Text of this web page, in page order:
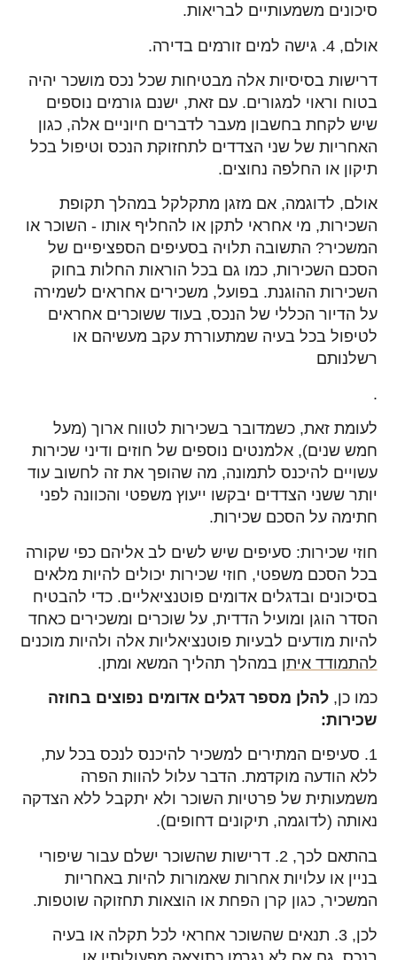
סיכונים משמעותיים לבריאות.
אולם, 4. גישה למים זורמים בדירה.
דרישות בסיסיות אלה מבטיחות שכל נכס מושכר יהיה
בטוח וראוי למגורים. עם זאת, ישנם גורמים נוספים
שיש לקחת בחשבון מעבר לדברים חיוניים אלה, כגון
האחריות של שני הצדדים לתחזוקת הנכס וטיפול בכל
תיקון או החלפה נחוצים.
אולם, לדוגמה, אם מזגן מתקלקל במהלך תקופת
השכירות, מי אחראי לתקן או להחליף אותו - השוכר או
המשכיר? התשובה תלויה בסעיפים הספציפיים של
הסכם השכירות, כמו גם בכל הוראות החלות בחוק
השכירות ההוגנת. בפועל, משכירים אחראים לשמירה
על הדיור הכללי של הנכס, בעוד ששוכרים אחראים
לטיפול בכל בעיה שמתעוררת עקב מעשיהם או
רשלנותם
.
לעומת זאת, כשמדובר בשכירות לטווח ארוך (מעל
חמש שנים), אלמנטים נוספים של חוזים ודיני שכירות
עשויים להיכנס לתמונה, מה שהופך את זה לחשוב עוד
יותר ששני הצדדים יבקשו ייעוץ משפטי והכוונה לפני
חתימה על הסכם שכירות.
חוזי שכירות: סעיפים שיש לשים לב אליהם כפי שקורה
בכל הסכם משפטי, חוזי שכירות יכולים להיות מלאים
בסיכונים ובדגלים אדומים פוטנציאליים. כדי להבטיח
הסדר הוגן ומועיל הדדית, על שוכרים ומשכירים כאחד
להיות מודעים לבעיות פוטנציאליות אלה ולהיות מוכנים
להתמודד איתן במהלך תהליך המשא ומתן.
כמו כן,להלן מספר דגלים אדומים נפוצים בחוזה
שכירות:
1. סעיפים המתירים למשכיר להיכנס לנכס בכל עת,
ללא הודעה מוקדמת. הדבר עלול להוות הפרה
משמעותית של פרטיות השוכר ולא יתקבל ללא הצדקה
נאותה (לדוגמה, תיקונים דחופים).
בהתאם לכך, 2. דרישות שהשוכר ישלם עבור שיפורי
בניין או עלויות אחרות שאמורות להיות באחריות
המשכיר, כגון קרן הפחת או הוצאות תחזוקה שוטפות.
לכן, 3. תנאים שהשוכר אחראי לכל תקלה או בעיה